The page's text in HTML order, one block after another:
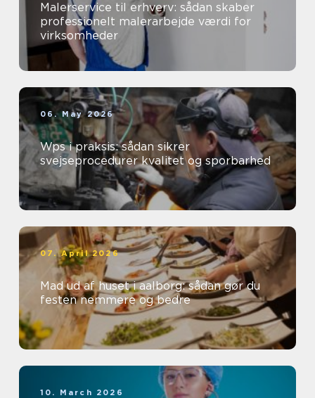
Malerservice til erhverv: sådan skaber
professionelt malerarbejde værdi for
virksomheder
06. May 2026
Wps i praksis: sådan sikrer
svejseprocedurer kvalitet og sporbarhed
07. April 2026
Mad ud af huset i aalborg: sådan gør du
festen nemmere og bedre
10. March 2026